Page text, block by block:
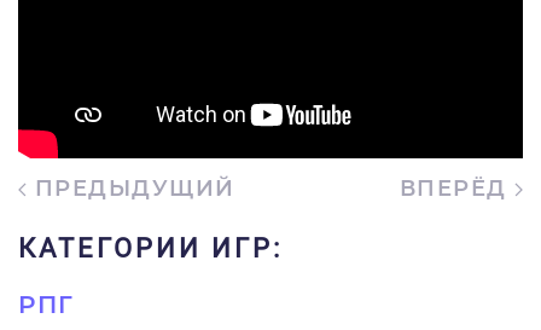
ПРЕДЫДУЩИЙ ВПЕРЁД
КАТЕГОРИИ ИГР:
РПГ